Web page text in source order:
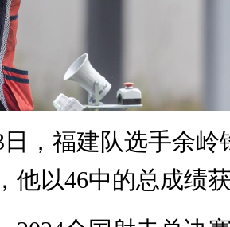
福建队选手余岭
他以46中的总成绩